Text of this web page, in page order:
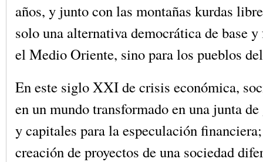
años, y junto con las montañas kurdas
solo una alternativa democrática de base
el Medio Oriente, sino para los pueblos
En este siglo XXI de crisis económica,
en un mundo transformado en una junta de
y capitales para la especulación
creación de proyectos de una sociedad